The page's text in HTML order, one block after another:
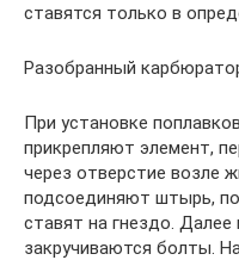
ставятся только в
Разобранный
При установке
прикрепляют элемент,
через отверстие возле
подсоединяют штырь,
ставят на гнездо.
закручиваются болты.